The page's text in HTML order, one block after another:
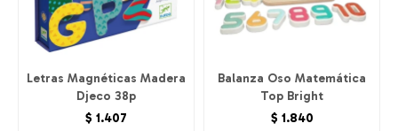
Letras Magnéticas Madera
Djeco 38p
$ 1.407
Balanza Oso Matemática
Top Bright
$ 1.840